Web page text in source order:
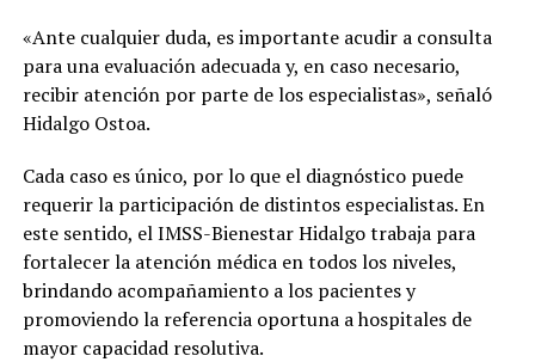
«Ante cualquier duda, es importante acudir a consulta
para una evaluación adecuada y, en caso necesario,
recibir atención por parte de los especialistas», señaló
Hidalgo Ostoa.
Cada caso es único, por lo que el diagnóstico puede
requerir la participación de distintos especialistas. En
este sentido, el IMSS-Bienestar Hidalgo trabaja para
fortalecer la atención médica en todos los niveles,
brindando acompañamiento a los pacientes y
promoviendo la referencia oportuna a hospitales de
mayor capacidad resolutiva.